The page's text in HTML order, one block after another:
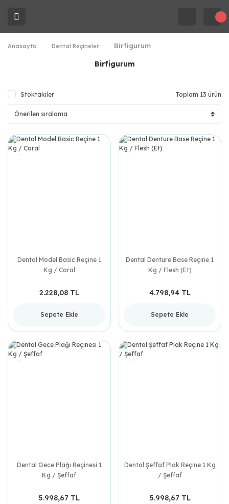
Anasayfa Dental Reçineler Birfigurum
Birfigurum
Stoktakiler Toplam 13 ürün
Dental Model Basic Reçine 1
Kg / Coral
2.228,08 TL
Sepete Ekle
Dental Denture Base Reçine 1
Kg / Flesh (Et)
4.798,94 TL
Sepete Ekle
Dental Gece Plağı Reçinesi 1
Kg / Şeffaf
5.998,67 TL
Dental Şeffaf Plak Reçine 1 Kg
/ Şeffaf
5.998,67 TL